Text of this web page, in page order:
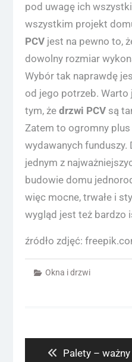
pod uwagę ich
wszystkim projekt
PCVjest na pewno to,
dowolny rozmiar
Wybór tak naprawdę
od jego potrzeb.
tym, że drzwi PCVsą
Zatem to ogromny
wydawanych funduszy.
jednym z
budowie domu
więc mocne, trwałe i
wygląd jest też bardzo
źródło zdjęć:
Okna i drzwi
Previous
Palety –